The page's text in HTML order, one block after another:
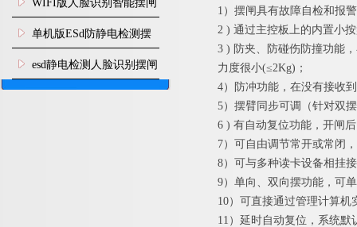
WIFI版人脸识别智能摆闸
机
单机版ESd防静电检测摆
闸机
esd静电检测人脸识别摆闸
安装
1）摆闸具有故障自检和报
2 ) 通过主控板上的内置小
3 ) 防夹、防碰伤防撞功能
力度很小(≤2Kg)；
4）防冲功能，在没有接收
5）摆臂同步可调（针对双
6 ) 有自动复位功能，开闸
7）可自由调节常开或常闭
8）可与多种读卡设备相挂
9）单向、双向摆功能，可
10）可直接通过管理计算机
11）延时自动复位，系统默